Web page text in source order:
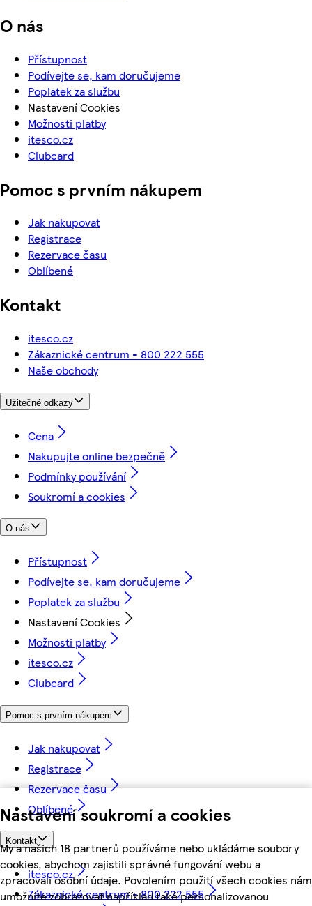
Nastavení soukromí a cookies
My a našich 18 partnerů používáme nebo ukládáme soubory
cookies, abychom zajistili správné fungování webu a
zpracovali osobní údaje. Povolením použití všech cookies nám
umožníte zobrazovat například také personalizovanou
O nás
Přístupnost
Podívejte se, kam doručujeme
Poplatek za službu
Nastavení Cookies
Možnosti platby
itesco.cz
Clubcard
Pomoc s prvním nákupem
Jak nakupovat
Registrace
Rezervace času
Oblíbené
Kontakt
itesco.cz
Zákaznické centrum - 800 222 555
Naše obchody
Užitečné odkazy
Cena
Nakupujte online bezpečně
Podmínky používání
Soukromí a cookies
O nás
Přístupnost
Podívejte se, kam doručujeme
Poplatek za službu
Nastavení Cookies
Možnosti platby
itesco.cz
Clubcard
Pomoc s prvním nákupem
Jak nakupovat
Registrace
Rezervace času
Oblíbené
Kontakt
itesco.cz
Zákaznické centrum - 800 222 555